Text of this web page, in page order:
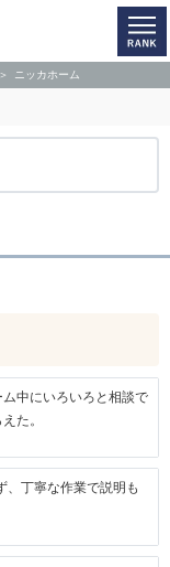
ニッカホーム
中にいろいろと相談で
た。
、丁寧な作業で説明も